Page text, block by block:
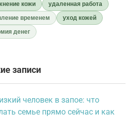
кожи
удаленная работа
временем
уход кожей
денег
записи
человек в запое: что
семье прямо сейчас и как